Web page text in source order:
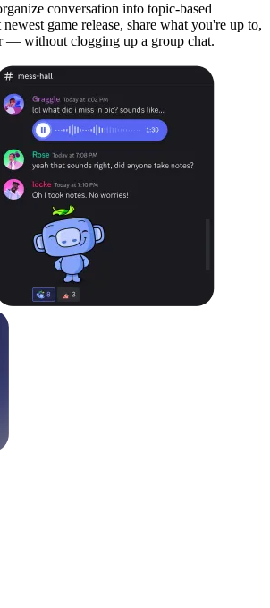
conversation into topic-based
game release, share what you're up to,
— without clogging up a group chat.